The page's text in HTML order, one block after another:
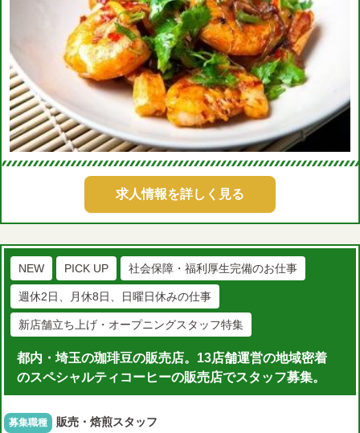
求人情報を詳しく見る
NEW PICK UP 社会保障・福利厚生完備のお仕事
週休2日、月休8日、日曜日休みの仕事
新店舗立ち上げ・オープニングスタッフ特集
都内・埼玉の珈琲豆の販売店。13店舗運営の地域密着
のスペシャルティコーヒーの販売店でスタッフ募集。
募集職種 販売・焙煎スタッフ